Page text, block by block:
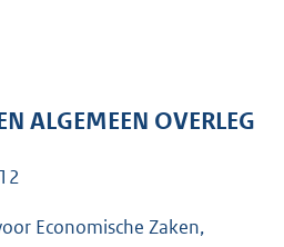
e
2
ALGEMEEN OVERLEG
Economische Zaken,